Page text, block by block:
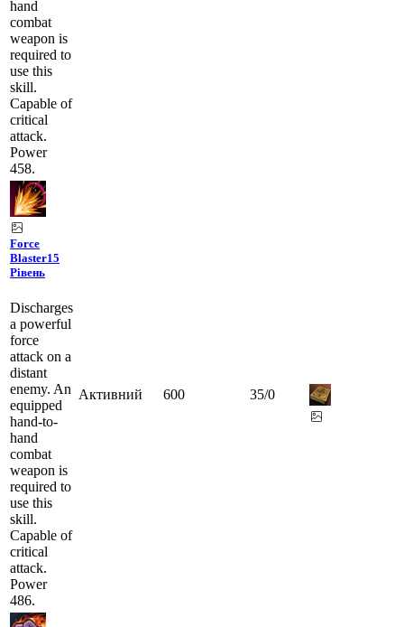
hand
combat
weapon is
required to
use this
skill.
Capable of
critical
attack.
Power
458.
Force
Blaster15
Рівень
Discharges
a powerful
force
attack on a
distant
enemy. An
equipped
hand-to-
hand
combat
weapon is
required to
use this
skill.
Capable of
critical
attack.
Power
486.
Активний 600 35/0